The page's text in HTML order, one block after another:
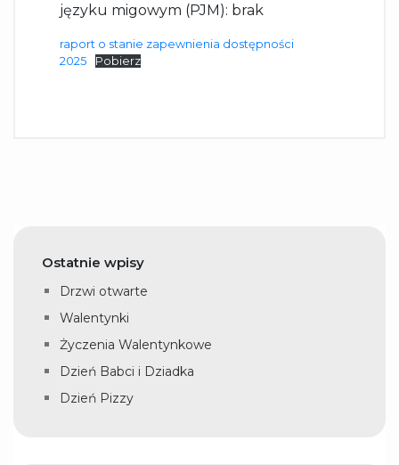
języku migowym (PJM): brak
raport o stanie zapewnienia dostępności
2025
Pobierz
Ostatnie wpisy
Drzwi otwarte
Walentynki
Życzenia Walentynkowe
Dzień Babci i Dziadka
Dzień Pizzy